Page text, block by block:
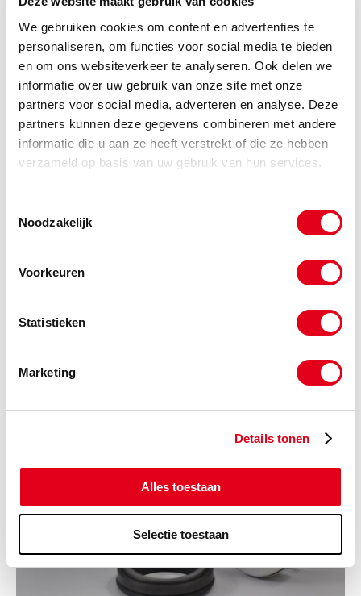
We gebruiken cookies om content en advertenties te
personaliseren, om functies voor social media te bieden
en om ons websiteverkeer te analyseren. Ook delen we
informatie over uw gebruik van onze site met onze
partners voor social media, adverteren en analyse. Deze
partners kunnen deze gegevens combineren met andere
informatie die u aan ze heeft verstrekt of die ze hebben
verzameld op basis van uw gebruik van hun services.
Noodzakelijk
Voorkeuren
Statistieken
Marketing
Details tonen
Alles toestaan
Selectie toestaan
Slangtules